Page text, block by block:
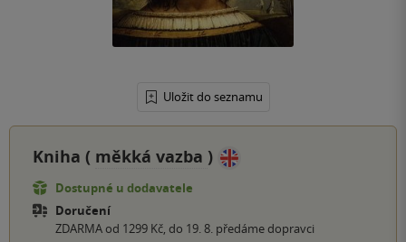
Uložit do seznamu
Kniha ( měkká vazba )
Dostupné u dodavatele
Doručení
ZDARMA od 1299 Kč, do 19. 8. předáme dopravci